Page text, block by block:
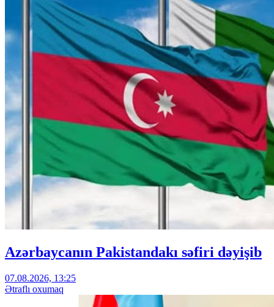
Azərbaycanın Pakistandakı səfiri dəyişib
07.08.2026, 13:25
Ətraflı oxumaq